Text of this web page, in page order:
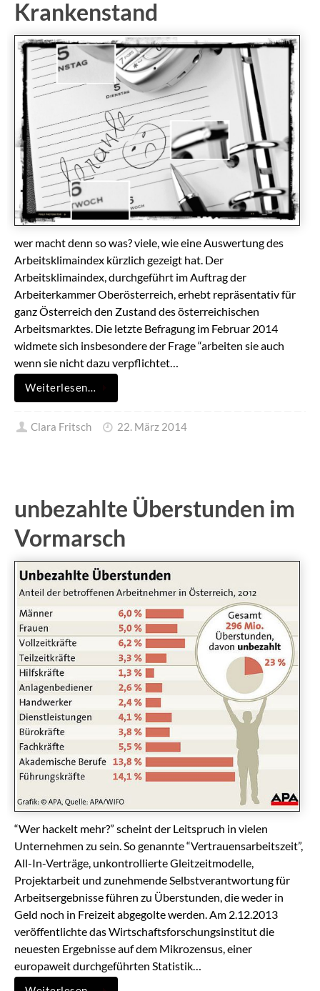
Krankenstand
wer macht denn so was? viele, wie eine Auswertung des
Arbeitsklimaindex kürzlich gezeigt hat. Der
Arbeitsklimaindex, durchgeführt im Auftrag der
Arbeiterkammer Oberösterreich, erhebt repräsentativ für
ganz Österreich den Zustand des österreichischen
Arbeitsmarktes. Die letzte Befragung im Februar 2014
widmete sich insbesondere der Frage “arbeiten sie auch
wenn sie nicht dazu verpflichtet…
Weiterlesen…
Clara Fritsch 22. März 2014
unbezahlte Überstunden im
Vormarsch
“Wer hackelt mehr?” scheint der Leitspruch in vielen
Unternehmen zu sein. So genannte “Vertrauensarbeitszeit”,
All-In-Verträge, unkontrollierte Gleitzeitmodelle,
Projektarbeit und zunehmende Selbstverantwortung für
Arbeitsergebnisse führen zu Überstunden, die weder in
Geld noch in Freizeit abgegolte werden. Am 2.12.2013
veröffentlichte das Wirtschaftsforschungsinstitut die
neuesten Ergebnisse auf dem Mikrozensus, einer
europaweit durchgeführten Statistik…